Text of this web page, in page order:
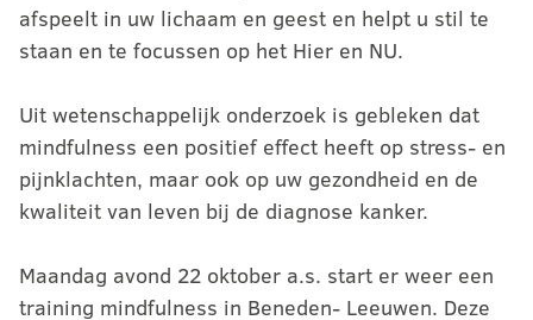
afspeelt in uw lichaam en geest en helpt u stil te
staan en te focussen op het Hier en NU.
Uit wetenschappelijk onderzoek is gebleken dat
mindfulness een positief effect heeft op stress- en
pijnklachten, maar ook op uw gezondheid en de
kwaliteit van leven bij de diagnose kanker.
Maandag avond 22 oktober a.s. start er weer een
training mindfulness in Beneden- Leeuwen. Deze